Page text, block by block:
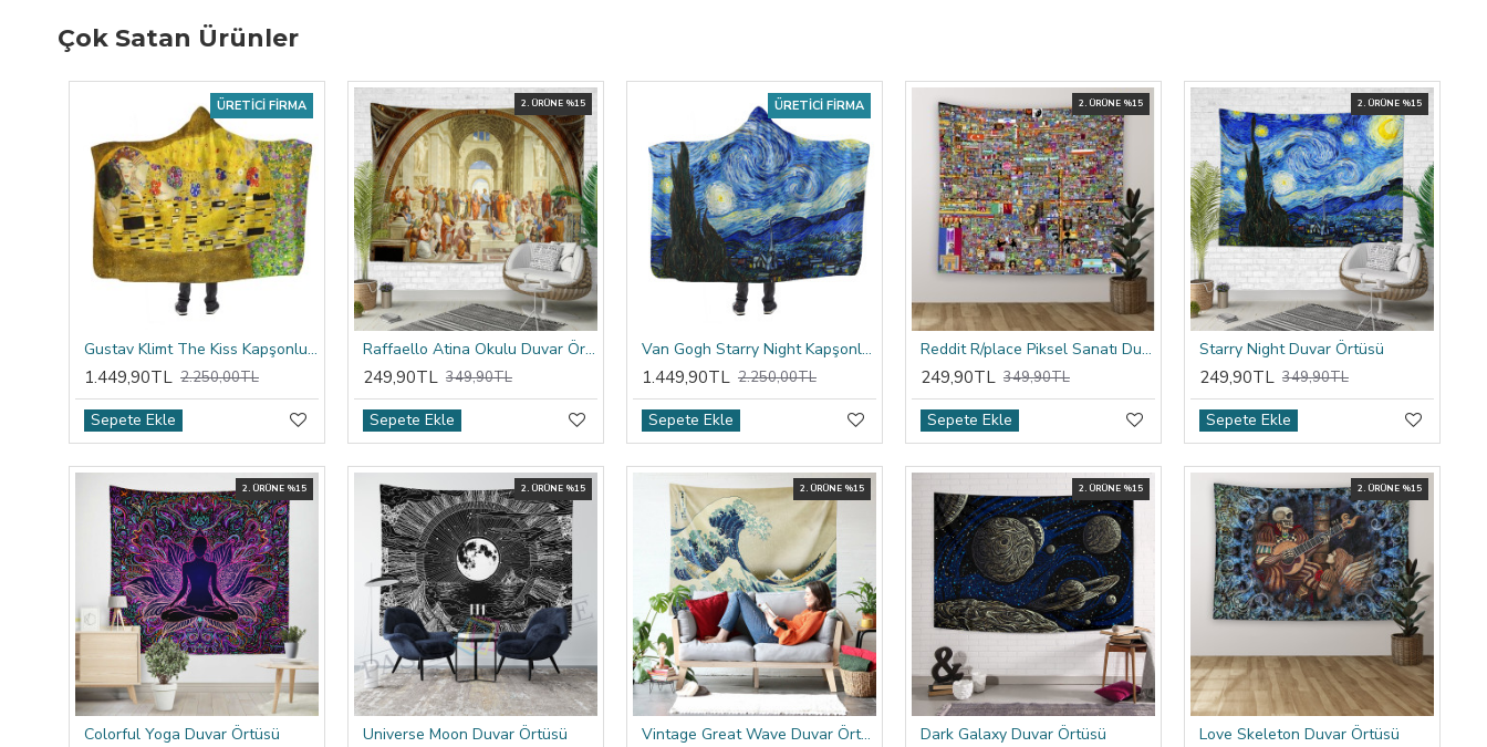
Çok Satan Ürünler
ÜRETICI FIRMA
Gustav Klimt The Kiss Kapşonlu Battaniye
1.449,90TL 2.250,00TL
Sepete Ekle
2. ÜRÜNE %15
Raffaello Atina Okulu Duvar Örtüsü
249,90TL 349,90TL
Sepete Ekle
ÜRETICI FIRMA
Van Gogh Starry Night Kapşonlu Battaniye
1.449,90TL 2.250,00TL
Sepete Ekle
2. ÜRÜNE %15
Reddit R/place Piksel Sanatı Duvar Örtüsü
249,90TL 349,90TL
Sepete Ekle
2. ÜRÜNE %15
Starry Night Duvar Örtüsü
249,90TL 349,90TL
Sepete Ekle
2. ÜRÜNE %15
Colorful Yoga Duvar Örtüsü
2. ÜRÜNE %15
Universe Moon Duvar Örtüsü
2. ÜRÜNE %15
Vintage Great Wave Duvar Örtüsü
2. ÜRÜNE %15
Dark Galaxy Duvar Örtüsü
2. ÜRÜNE %15
Love Skeleton Duvar Örtüsü